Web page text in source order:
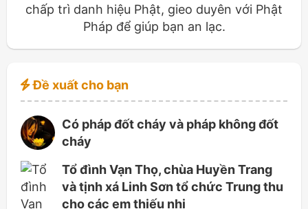
chấp trì danh hiệu Phật, gieo duyên với Phật
Pháp để giúp bạn an lạc.
Đề xuất cho bạn
Có pháp đốt cháy và pháp không đốt
cháy
Tổ đình Vạn Thọ, chùa Huyền Trang
và tịnh xá Linh Sơn tổ chức Trung thu
cho các em thiếu nhi